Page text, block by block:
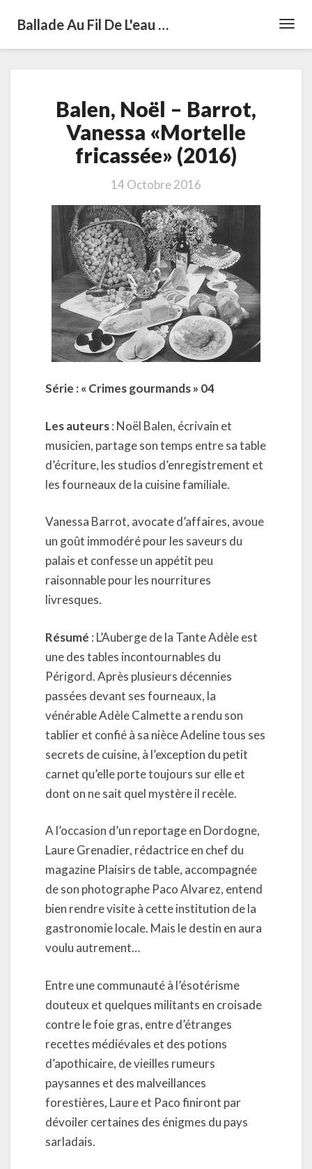
Ballade Au Fil De L'eau …
Noël
–
Barrot,
Vanessa
«Mortelle
fricassée»
Balen, Noël – Barrot,
Vanessa «Mortelle
fricassée» (2016)
14 Octobre 2016
Série : « Crimes gourmands » 04
Les auteurs: Noël Balen, écrivain et
musicien, partage son temps entre sa table
d’écriture, les studios d’enregistrement et
les fourneaux de la cuisine familiale.
Vanessa Barrot, avocate d’affaires, avoue
un goût immodéré pour les saveurs du
palais et confesse un appétit peu
raisonnable pour les nourritures
livresques.
Résumé : L’Auberge de la Tante Adèle est
une des tables incontournables du
Périgord. Après plusieurs décennies
passées devant ses fourneaux, la
vénérable Adèle Calmette a rendu son
tablier et confié à sa nièce Adeline tous ses
secrets de cuisine, à l’exception du petit
carnet qu’elle porte toujours sur elle et
dont on ne sait quel mystère il recèle.
A l’occasion d’un reportage en Dordogne,
Laure Grenadier, rédactrice en chef du
magazine Plaisirs de table, accompagnée
de son photographe Paco Alvarez, entend
bien rendre visite à cette institution de la
gastronomie locale. Mais le destin en aura
voulu autrement…
Entre une communauté à l’ésotérisme
douteux et quelques militants en croisade
contre le foie gras, entre d’étranges
recettes médiévales et des potions
d’apothicaire, de vieilles rumeurs
paysannes et des malveillances
forestières, Laure et Paco finiront par
dévoiler certaines des énigmes du pays
sarladais.